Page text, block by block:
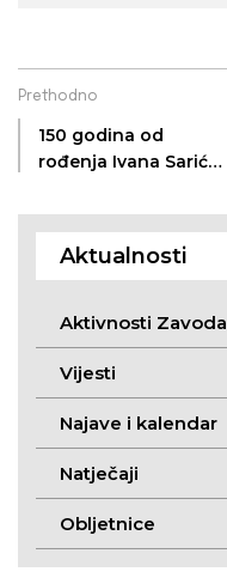
Prethodno
150 godina od
rođenja Ivana Sarića,
motociklista,
avijatičara i činovnika
– Subotica, 23. 8.
1966.)
Aktualnosti
Aktivnosti Zavoda
Vijesti
Najave i kalendar
Natječaji
Obljetnice